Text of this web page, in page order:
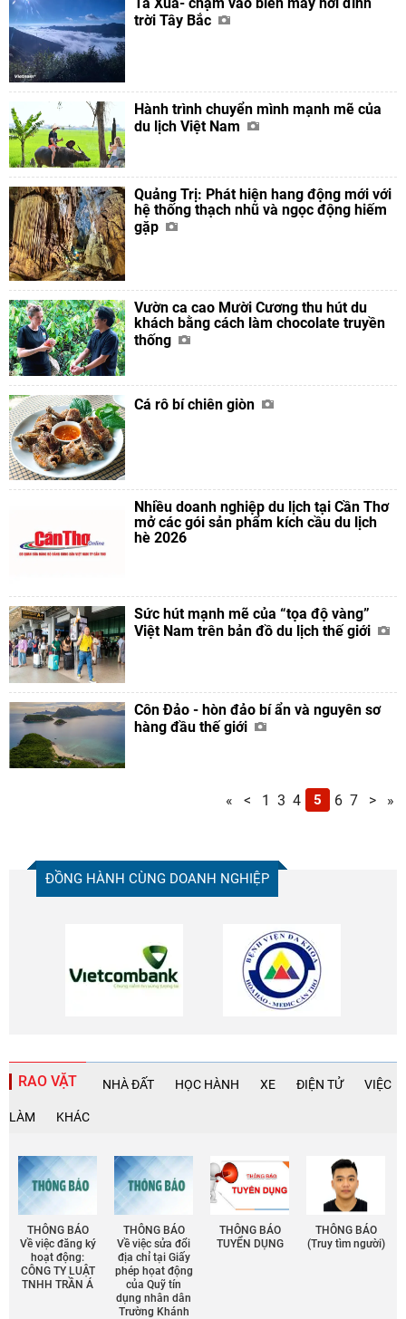
trời Tây Bắc
Hành trình chuyển mình mạnh mẽ của
du lịch Việt Nam
Quảng Trị: Phát hiện hang động mới với
hệ thống thạch nhũ và ngọc động hiếm
gặp
Vườn ca cao Mười Cương thu hút du
khách bằng cách làm chocolate truyền
thống
Cá rô bí chiên giòn
Nhiều doanh nghiệp du lịch tại Cần Thơ
mở các gói sản phẩm kích cầu du lịch
hè 2026
Sức hút mạnh mẽ của “tọa độ vàng”
Việt Nam trên bản đồ du lịch thế giới
Côn Đảo - hòn đảo bí ẩn và nguyên sơ
hàng đầu thế giới
« < 1 3 4 5 6 7 > »
ĐỒNG HÀNH CÙNG DOANH NGHIỆP
RAO VẶT NHÀ ĐẤT HỌC HÀNH XE ĐIỆN TỬ VIỆC
LÀM KHÁC
THÔNG BÁO
Về việc đăng ký
hoạt động:
CÔNG TY LUẬT
TNHH TRẦN Á
THÔNG BÁO
Về việc sửa đổi
địa chỉ tại Giấy
phép họat động
của Quỹ tín
dụng nhân dân
Trường Khánh
THÔNG BÁO
TUYỂN DỤNG
THÔNG BÁO
(Truy tìm người)